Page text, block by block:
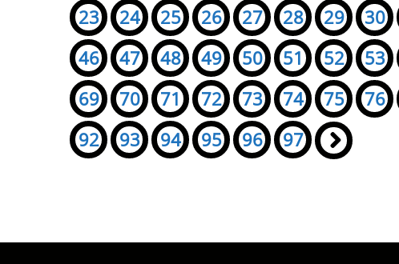
23
24 25 26 27 28 29 30
46
47 48 49 50 51 52 53
69
70 71 72 73 74 75 76
92
93 94 95 96 97 »